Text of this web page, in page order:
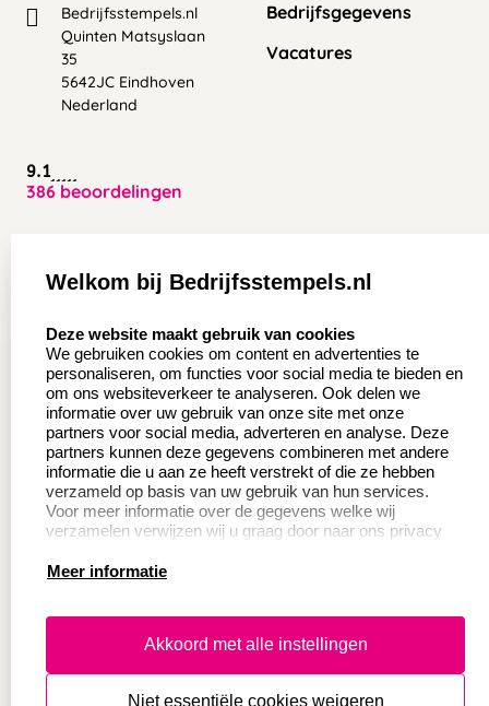
Bedrijfsstempels.nl
Quinten Matsyslaan
35
5642JC Eindhoven
Nederland
9.1
386 beoordelingen
Bedrijfsgegevens
Vacatures
Wederverkoper
worden
Sale
Betaling & Verzending
Veel gestelde vragen
Retourneren
Herroepingsrecht
Productinformatie:
Instructie voor
Aanleverspecificaties
Safety Sheets
Welkom bij Bedrijfsstempels.nl
Deze website maakt gebruik van cookies
We gebruiken cookies om content en advertenties te
personaliseren, om functies voor social media te bieden en
om ons websiteverkeer te analyseren. Ook delen we
informatie over uw gebruik van onze site met onze
partners voor social media, adverteren en analyse. Deze
partners kunnen deze gegevens combineren met andere
informatie die u aan ze heeft verstrekt of die ze hebben
verzameld op basis van uw gebruik van hun services.
Voor meer informatie over de gegevens welke wij
verzamelen verwijzen wij u graag door naar ons privacy
Meer informatie
Akkoord met alle instellingen
Niet essentiële cookies weigeren